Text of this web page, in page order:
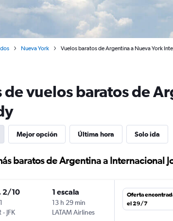
Nueva York Vuelos baratos de Argentina a Nueva York
de vuelos baratos de
Mejor opción Última hora Solo ida
baratos de Argentina a Internacional
2/10
- JFK
1 escala
13 h 29 min
LATAM Airlines
Oferta
el 29/7